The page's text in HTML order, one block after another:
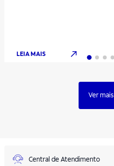
LEIA MAIS
Ver mais
Central de Atendimento